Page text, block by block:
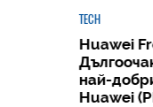
TECH
Huawei
най-
Huawei